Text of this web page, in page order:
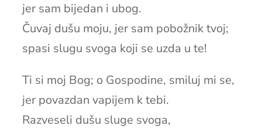
jer sam bijedan i ubog.
Čuvaj dušu moju, jer sam pobožnik tvoj;
spasi slugu svoga koji se uzda u te!
Ti si moj Bog; o Gospodine, smiluj mi se,
jer povazdan vapijem k tebi.
Razveseli dušu sluge svoga,